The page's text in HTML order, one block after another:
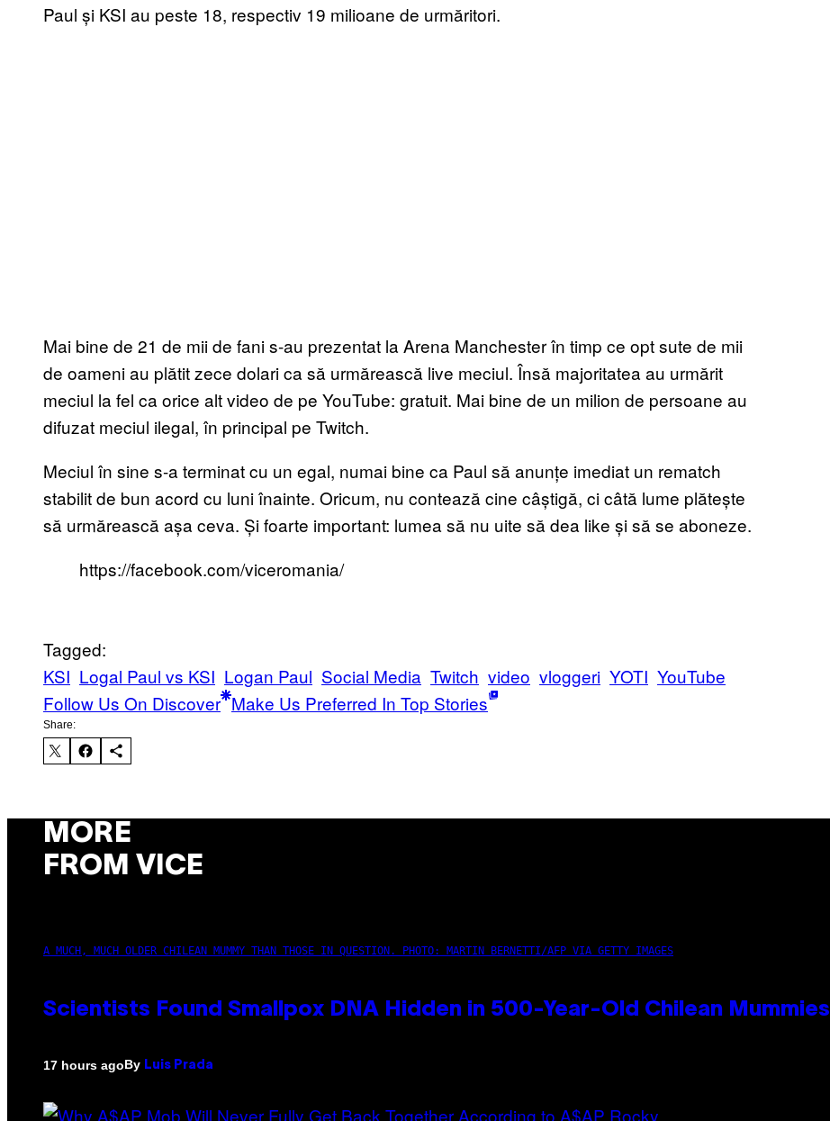
Paul și KSI au peste 18, respectiv 19 milioane de urmăritori.
Mai bine de 21 de mii de fani s-au prezentat la Arena Manchester în timp ce opt sute de mii
de oameni au plătit zece dolari ca să urmărească live meciul. Însă majoritatea au urmărit
meciul la fel ca orice alt video de pe YouTube: gratuit. Mai bine de un milion de persoane au
difuzat meciul ilegal, în principal pe Twitch.
Meciul în sine s-a terminat cu un egal, numai bine ca Paul să anunțe imediat un rematch
stabilit de bun acord cu luni înainte. Oricum, nu contează cine câștigă, ci câtă lume plătește
să urmărească așa ceva. Și foarte important: lumea să nu uite să dea like și să se aboneze.
https://facebook.com/viceromania/
Tagged:
KSI Logal Paul vs KSI Logan Paul Social Media Twitch video vloggeri YOTI YouTube
Follow Us On Discover Make Us Preferred In Top Stories
Share:
MORE
FROM VICE
A MUCH, MUCH OLDER CHILEAN MUMMY THAN THOSE IN QUESTION. PHOTO: MARTIN BERNETTI/AFP VIA GETTY IMAGES
Scientists Found Smallpox DNA Hidden in 500-Year-Old Chilean Mummies
17 hours agoBy Luis Prada